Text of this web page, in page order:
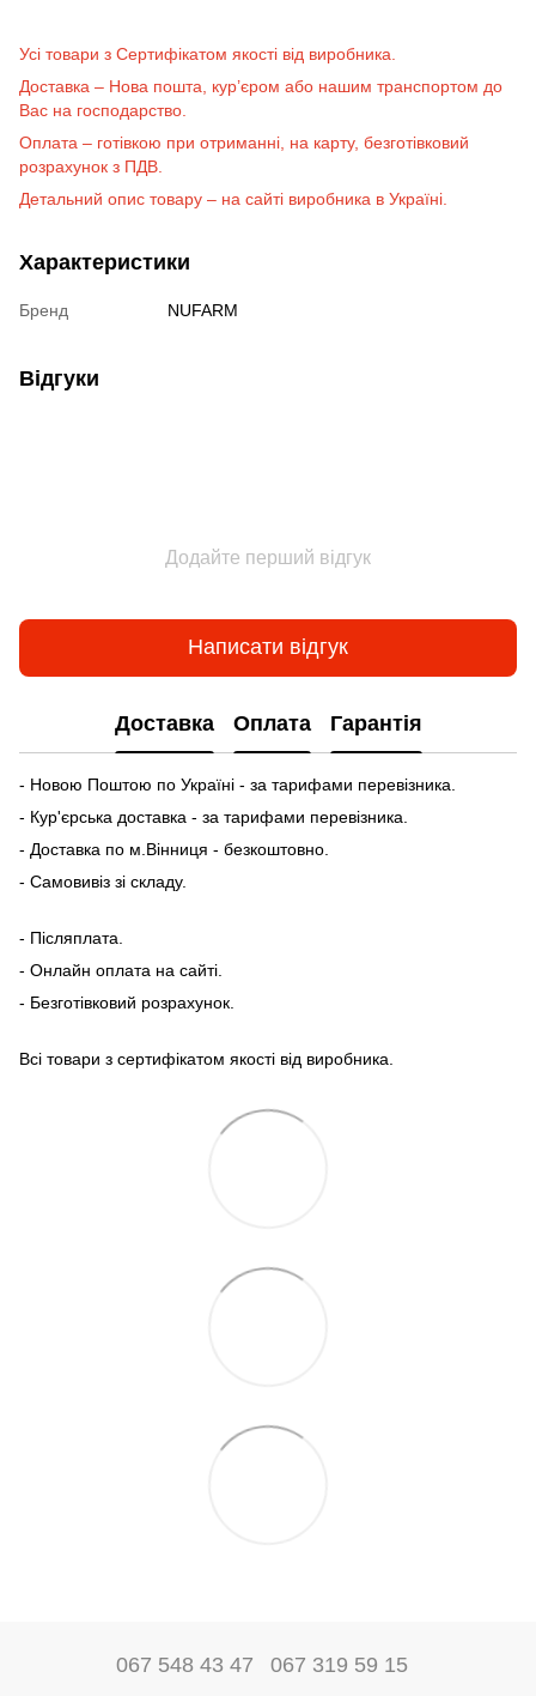
Усі товари з Сертифікатом якості від виробника.
Доставка – Нова пошта, кур’єром або нашим транспортом до
Вас на господарство.
Оплата – готівкою при отриманні, на карту, безготівковий
розрахунок з ПДВ.
Детальний опис товару – на сайті виробника в Україні.
Характеристики
Бренд NUFARM
Відгуки
Додайте перший відгук
Написати відгук
Доставка Оплата Гарантія
- Новою Поштою по Україні - за тарифами перевізника.
- Кур'єрська доставка - за тарифами перевізника.
- Доставка по м.Вінниця - безкоштовно.
- Самовивіз зі складу.
- Післяплата.
- Онлайн оплата на сайті.
- Безготівковий розрахунок.
Всі товари з сертифікатом якості від виробника.
067 548 43 47 067 319 59 15